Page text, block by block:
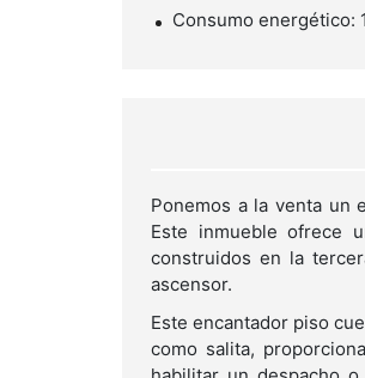
Consumo energético:
Ponemos a la venta un
Este inmueble ofrece
construidos en la
ascensor.
Este encantador piso
como salita,